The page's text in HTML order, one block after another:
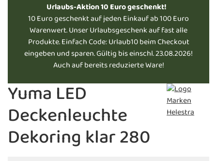
Urlaubs-Aktion 10 Euro geschenkt!
10 Euro geschenkt auf jeden Einkauf ab 100 Euro
Warenwert. Unser Urlaubsgeschenk auf fast alle
Produkte. Einfach Code: Urlaub10 beim Checkout
eingeben und sparen. Gültig bis einschl. 23.08.2026!
Auch auf bereits reduzierte Ware!
Yuma LED
Deckenleuchte
Dekoring klar 280